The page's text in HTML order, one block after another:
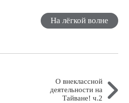
На лёгкой волне
О внеклассной
деятельности на
Тайване! ч.2